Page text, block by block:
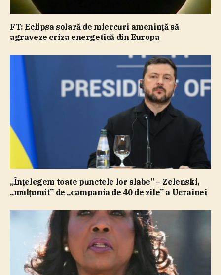
FT: Eclipsa solară de miercuri ameninţă să
agraveze criza energetică din Europa
„Înţelegem toate punctele lor slabe” – Zelenski,
„mulţumit” de „campania de 40 de zile” a Ucrainei